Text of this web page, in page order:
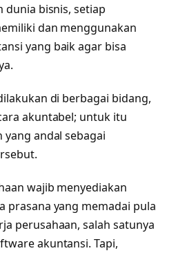
dunia bisnis, setiap
dan menggunakan
yang baik agar bisa
di berbagai bidang,
akuntabel; untuk itu
andal sebagai
wajib menyediakan
prasana yang memadai pula
perusahaan, salah satunya
akuntansi. Tapi,